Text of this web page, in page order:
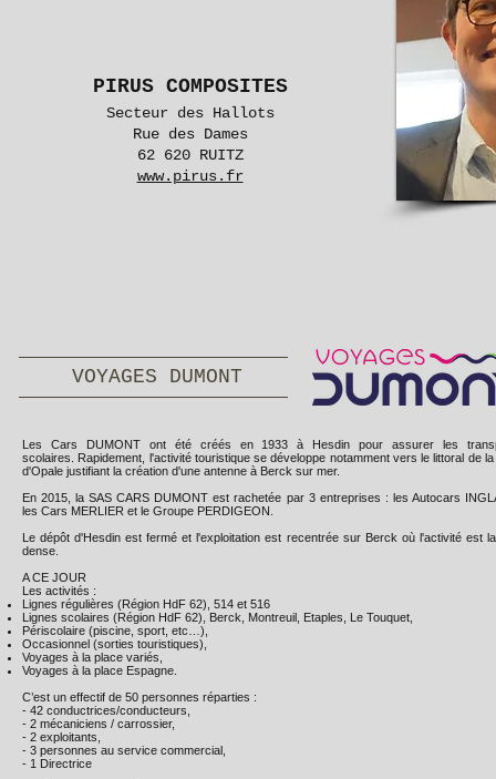
PIRUS COMPOSITES
Secteur des Hallots
Rue des Dames
62 620 RUITZ
www.pirus.fr
VOYAGES DUMONT
Les Cars DUMONT ont été créés en 1933 à Hesdin pour assurer les
scolaires. Rapidement, l'activité touristique se développe notamment vers le littoral de la
d'Opale justifiant la création d'une antenne à Berck sur mer.
En 2015, la SAS CARS DUMONT est rachetée par 3 entreprises : les Autocars
les Cars MERLIER et le Groupe PERDIGEON.
Le dépôt d'Hesdin est fermé et l'exploitation est recentrée sur Berck où l'activité est
dense.
A CE JOUR
Les activités :
Lignes régulières (Région HdF 62), 514 et 516
Lignes scolaires (Région HdF 62), Berck, Montreuil, Etaples, Le Touquet,
Périscolaire (piscine, sport, etc…),
Occasionnel (sorties touristiques),
Voyages à la place variés,
Voyages à la place Espagne.
C’est un effectif de 50 personnes réparties :
- 42 conductrices/conducteurs,
- 2 mécaniciens / carrossier,
- 2 exploitants,
- 3 personnes au service commercial,
- 1 Directrice